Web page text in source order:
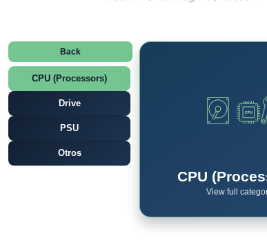
Back
CPU (Processors)
Drive
PSU
Otros
CPU
View full